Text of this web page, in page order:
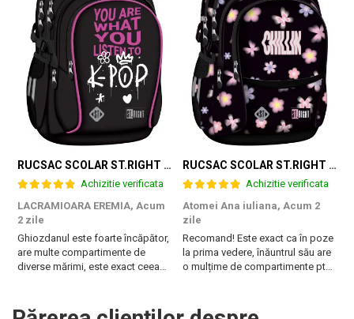
RUCSAC SCOLAR ST.RIGHT 4 COMPARTIMENTE BP-01 K-POP RHYTHM 698002
Achizitie verificata
LACRAMIOARA EREMIA, Acum
2 zile
Ghiozdanul este foarte încăpător,
are multe compartimente de
diverse mărimi, este exact ceea
RUCSAC SCOLAR ST.RIGHT 4 COMPARTIMENTE BP-01 FLOWER MOOD 697036
Achizitie verificata
Atomei Ana iuliana, Acum 2
zile
Recomand! Este exact ca în poze
la prima vedere, înăuntrul său are
o mulțime de compartimente pt
și pare foarte rezistent!